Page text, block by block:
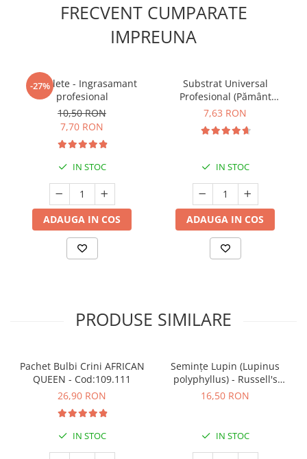
FRECVENT CUMPARATE
IMPREUNA
-27%
5 Tablete - Ingrasamant
profesional
10,50 RON
7,70 RON
IN STOC
ADAUGA IN COS
Substrat Universal
Profesional (Pământ
Premium) - 5 L
7,63 RON
IN STOC
ADAUGA IN COS
PRODUSE SIMILARE
Pachet Bulbi Crini AFRICAN
QUEEN - Cod:109.111
26,90 RON
IN STOC
Semințe Lupin (Lupinus
polyphyllus) - Russell's
Hybrids (Mix) - Cod 6540
16,50 RON
IN STOC